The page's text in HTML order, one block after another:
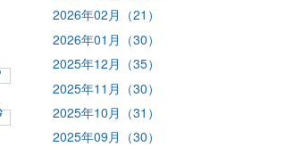
2026年02月（21）
2026年01月（30）
2025年12月（35）
2025年11月（30）
2025年10月（31）
2025年09月（30）